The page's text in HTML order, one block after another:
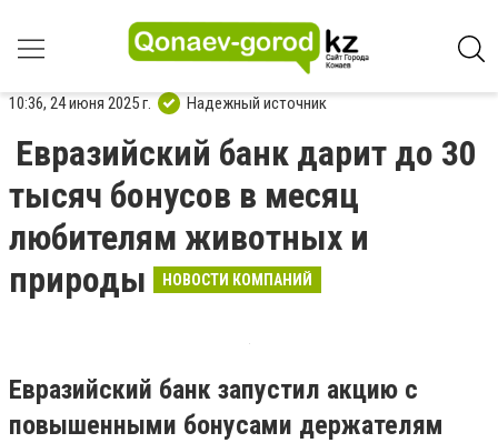
10:36, 24 июня 2025 г. Надежный источник
Евразийский банк дарит до 30
тысяч бонусов в месяц
любителям животных и
природы
НОВОСТИ КОМПАНИЙ
Евразийский банк запустил акцию с
повышенными бонусами держателям